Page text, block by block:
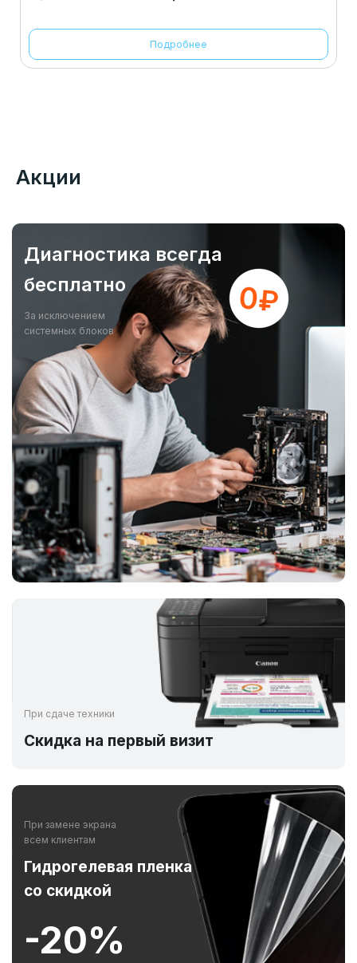
Подробнее
Акции
Диагностика всегда
бесплатно
За исключением
системных блоков
При сдаче техники
Скидка на первый визит
При замене экрана
всем клиентам
Гидрогелевая пленка
со скидкой
-20%